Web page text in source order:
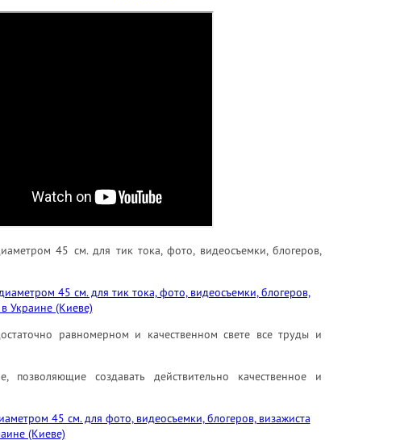
45 см. для тик тока, фото, видеосъемки, блогеров,
равномерном и качественном свете все труды и
создавать действительно качественное и